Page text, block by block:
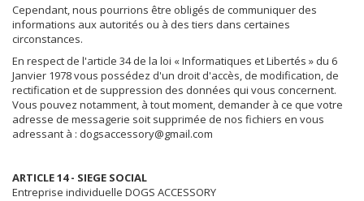
Cependant, nous pourrions être obligés de communiquer des
informations aux autorités ou à des tiers dans certaines
circonstances.
En respect de l'article 34 de la loi « Informatiques et Libertés » du 6
Janvier 1978 vous possédez d'un droit d'accès, de modification, de
rectification et de suppression des données qui vous concernent.
Vous pouvez notamment, à tout moment, demander à ce que votre
adresse de messagerie soit supprimée de nos fichiers en vous
adressant à : dogsaccessory@gmail.com
ARTICLE 14 - SIEGE SOCIAL
Entreprise individuelle DOGS ACCESSORY